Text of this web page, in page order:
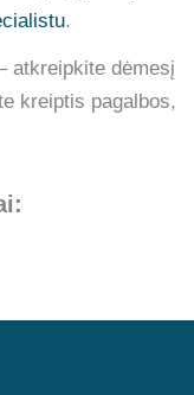
.
atkreipkite dėmesį
kreiptis pagalbos,